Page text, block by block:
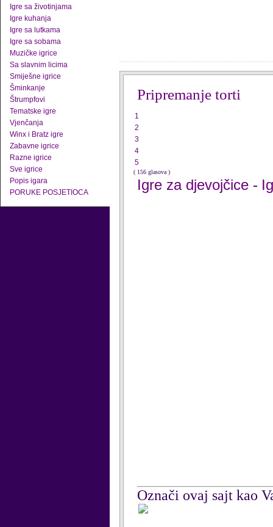
Igre sa životinjama
Igre kuhanja
Igre sa lutkama
Igre sa sobama
Muzičke igrice
Sa slavnim licima
Smiješne igrice
Šminkanje
Štrumpfovi
Tematske igre
Vjenčanja
Winx i Bratz igre
Zabavne igrice
Razne igrice
Sve igrice
Popis igara
PORUKE POSJETIOCA
Pripremanje torti
1
2
3
4
5
( 156 glasova )
Igre za djevojčice -
Označi ovaj sajt kao